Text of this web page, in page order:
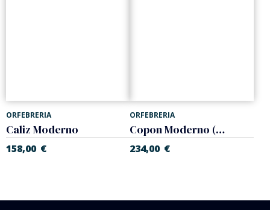
ORFEBRERIA
Caliz Moderno
158,00 €
ORFEBRERIA
Copon Moderno (Copones-Calices)
234,00 €